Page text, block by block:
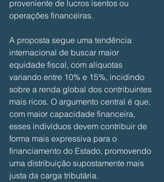
proveniente de lucros isentos ou
operações financeiras.
A proposta segue uma tendência
internacional de buscar maior
equidade fiscal, com alíquotas
variando entre 10% e 15%, incidindo
sobre a renda global dos contribuintes
mais ricos. O argumento central é que,
com maior capacidade financeira,
esses indivíduos devem contribuir de
forma mais expressiva para o
financiamento do Estado, promovendo
uma distribuição supostamente mais
justa da carga tributária.